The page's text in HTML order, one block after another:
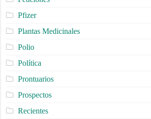
Pfizer
Plantas Medicinales
Polio
Política
Prontuarios
Prospectos
Recientes